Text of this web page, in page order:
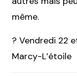
même.
? Vendredi 22
Marcy-L’étoile